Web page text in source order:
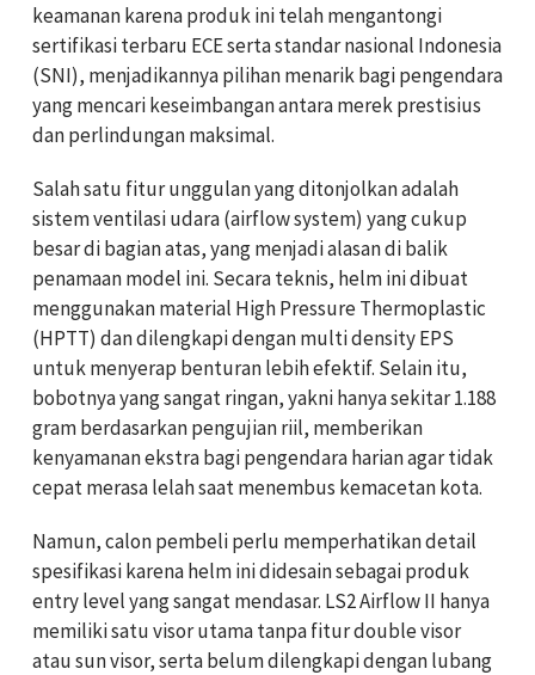
keamanan karena produk ini telah mengantongi
sertifikasi terbaru ECE serta standar nasional Indonesia
(SNI), menjadikannya pilihan menarik bagi pengendara
yang mencari keseimbangan antara merek prestisius
dan perlindungan maksimal.
Salah satu fitur unggulan yang ditonjolkan adalah
sistem ventilasi udara (airflow system) yang cukup
besar di bagian atas, yang menjadi alasan di balik
penamaan model ini. Secara teknis, helm ini dibuat
menggunakan material High Pressure Thermoplastic
(HPTT) dan dilengkapi dengan multi density EPS
untuk menyerap benturan lebih efektif. Selain itu,
bobotnya yang sangat ringan, yakni hanya sekitar 1.188
gram berdasarkan pengujian riil, memberikan
kenyamanan ekstra bagi pengendara harian agar tidak
cepat merasa lelah saat menembus kemacetan kota.
Namun, calon pembeli perlu memperhatikan detail
spesifikasi karena helm ini didesain sebagai produk
entry level yang sangat mendasar. LS2 Airflow II hanya
memiliki satu visor utama tanpa fitur double visor
atau sun visor, serta belum dilengkapi dengan lubang